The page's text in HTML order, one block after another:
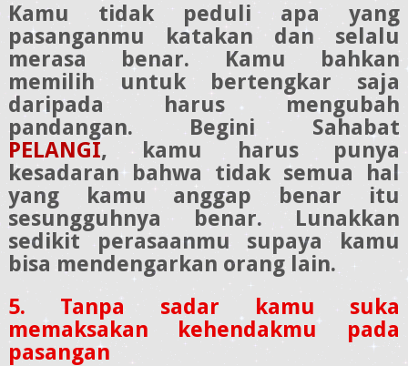
Kamu tidak peduli apa yang
pasanganmu katakan dan selalu
merasa benar. Kamu bahkan
memilih untuk bertengkar saja
daripada harus mengubah
pandangan. Begini Sahabat
PELANGI, kamu harus punya
kesadaran bahwa tidak semua hal
yang kamu anggap benar itu
sesungguhnya benar. Lunakkan
sedikit perasaanmu supaya kamu
bisa mendengarkan orang lain.
5. Tanpa sadar kamu suka
memaksakan kehendakmu pada
pasangan